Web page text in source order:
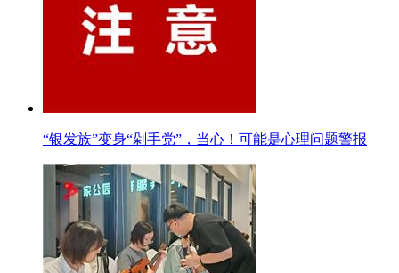
“银发族”变身“剁手党”，当心！可能是心理问题警报